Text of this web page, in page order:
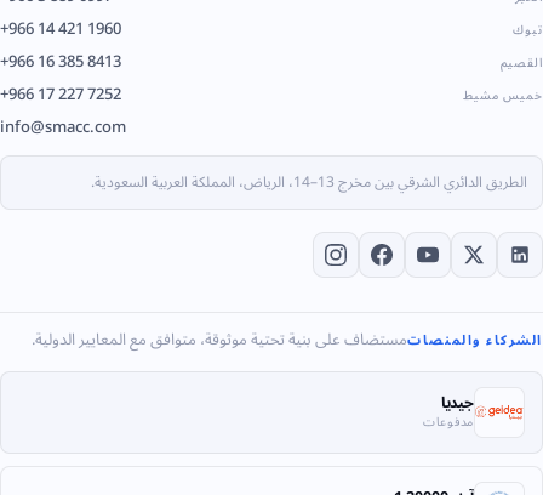
+966 14 421 1960 تبوك
+966 16 385 8413 القصيم
+966 17 227 7252 خميس مشيط
info@smacc.com
الطريق الدائري الشرقي بين مخرج 13–14، الرياض، المملكة العربية السعودية.
الشركاء والمنصاتمستضاف على بنية تحتية موثوقة، متوافق مع المعايير الدولية.
جيديا
مدفوعات